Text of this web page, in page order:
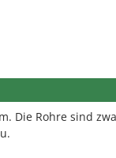
Die Rohre sind